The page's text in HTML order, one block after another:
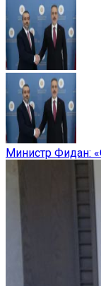
Министр Фидан: